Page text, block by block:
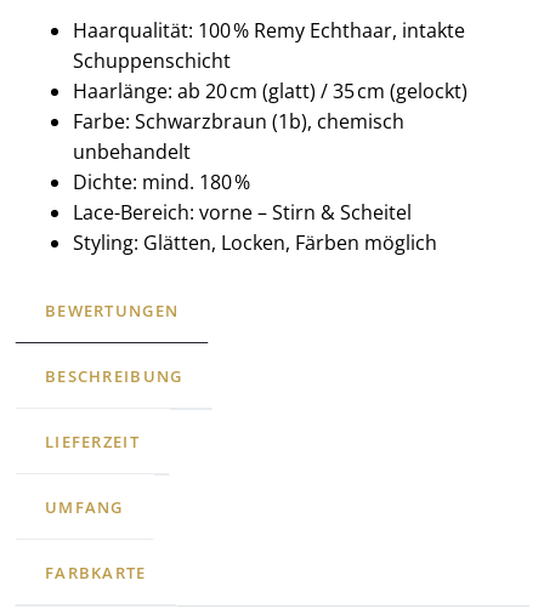
Haarqualität: 100 % Remy Echthaar, intakte
Schuppenschicht
Haarlänge: ab 20 cm (glatt) / 35 cm (gelockt)
Farbe: Schwarzbraun (1b), chemisch
unbehandelt
Dichte: mind. 180 %
Lace-Bereich: vorne – Stirn & Scheitel
Styling: Glätten, Locken, Färben möglich
BEWERTUNGEN
BESCHREIBUNG
LIEFERZEIT
UMFANG
FARBKARTE